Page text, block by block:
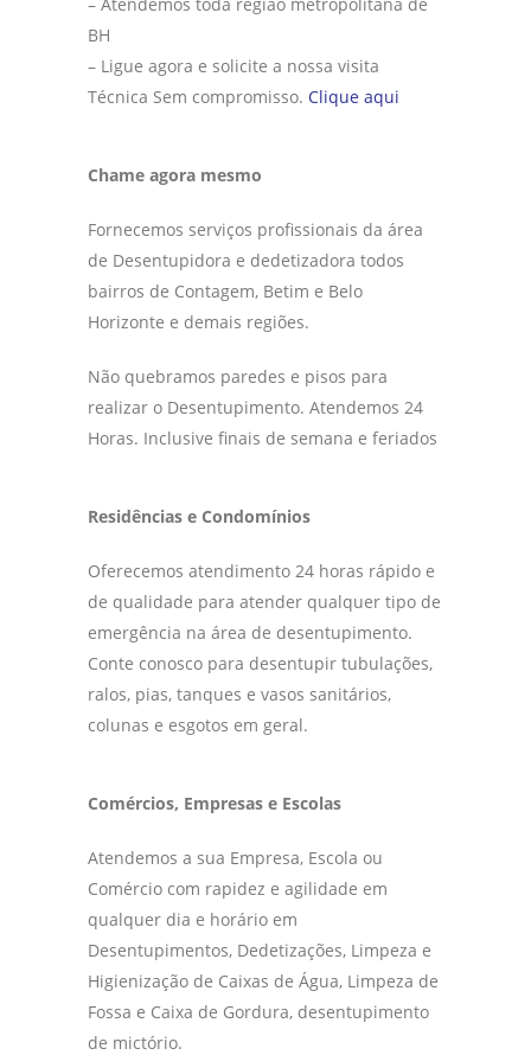
BH
– Ligue agora e solicite a nossa visita
Técnica Sem compromisso. Clique aqui
Chame agora mesmo
Fornecemos serviços profissionais da área
de Desentupidora e dedetizadora todos
bairros de Contagem, Betim e Belo
Horizonte e demais regiões.
Não quebramos paredes e pisos para
realizar o Desentupimento. Atendemos 24
Horas. Inclusive finais de semana e feriados
Residências e Condomínios
Oferecemos atendimento 24 horas rápido e
de qualidade para atender qualquer tipo de
emergência na área de desentupimento.
Conte conosco para desentupir tubulações,
ralos, pias, tanques e vasos sanitários,
colunas e esgotos em geral.
Comércios, Empresas e Escolas
Atendemos a sua Empresa, Escola ou
Comércio com rapidez e agilidade em
qualquer dia e horário em
Desentupimentos, Dedetizações, Limpeza e
Higienização de Caixas de Água, Limpeza de
Fossa e Caixa de Gordura, desentupimento
de mictório.